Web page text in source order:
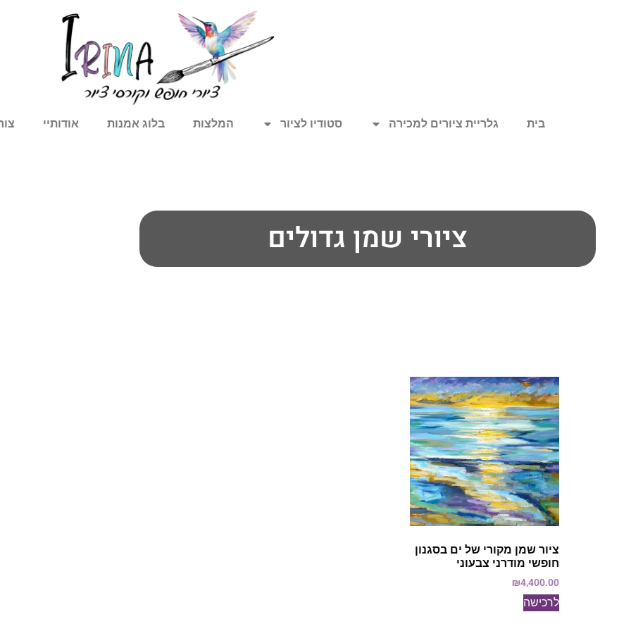
בית גלריית ציורים למכירה סטודיו לציור המלצות בלוג אמנות אודותיי
ציורי שמן גדולים
ציור שמן מקורי של ים בסגנון
חופשי מודרני צבעוני
₪4,400.00
לרכישה